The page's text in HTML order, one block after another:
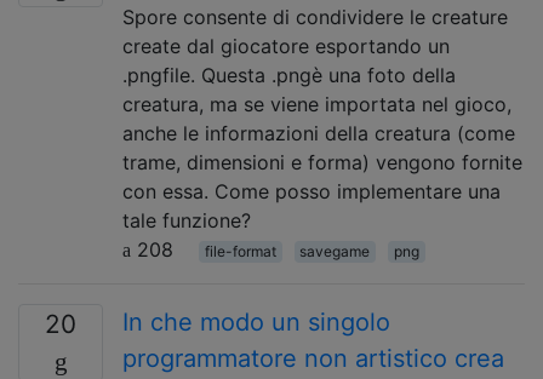
Spore consente di condividere le creature
create dal giocatore esportando un
.pngfile. Questa .pngè una foto della
creatura, ma se viene importata nel gioco,
anche le informazioni della creatura (come
trame, dimensioni e forma) vengono fornite
con essa. Come posso implementare una
tale funzione?
208
file-format savegame png
20
In che modo un singolo
programmatore non artistico crea